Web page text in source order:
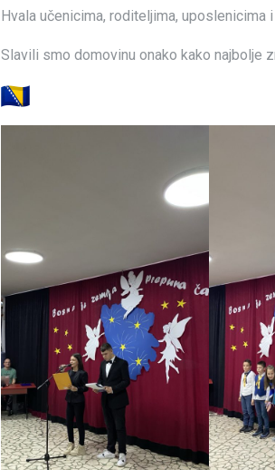
Hvala učenicima, roditeljima,
Slavili smo domovinu onako kako najbolje